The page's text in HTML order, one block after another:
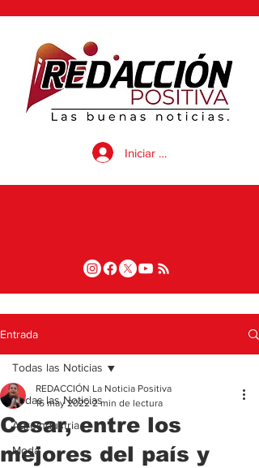
Iniciar sesión
Entrada
Todas las Noticias
Agroindustria
Moda
Todas las Noticias
Cesar, entre los
mejores del país y
REDACCIÓN La Noticia Positiva
16 may 2022 2 min de lectura